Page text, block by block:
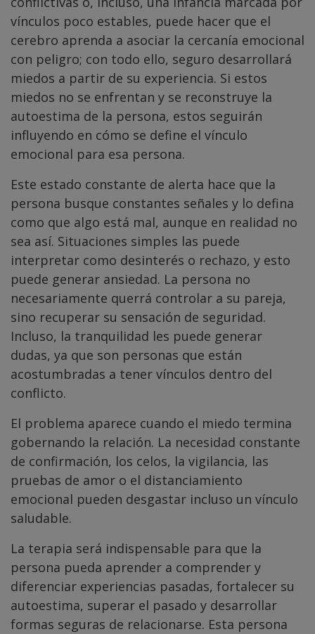
vínculos poco estables, puede hacer que el
cerebro aprenda a asociar la cercanía emocional
con peligro; con todo ello, seguro desarrollará
miedos a partir de su experiencia. Si estos
miedos no se enfrentan y se reconstruye la
autoestima de la persona, estos seguirán
influyendo en cómo se define el vínculo
emocional para esa persona.
Este estado constante de alerta hace que la
persona busque constantes señales y lo defina
como que algo está mal, aunque en realidad no
sea así. Situaciones simples las puede
interpretar como desinterés o rechazo, y esto
puede generar ansiedad. La persona no
necesariamente querrá controlar a su pareja,
sino recuperar su sensación de seguridad.
Incluso, la tranquilidad les puede generar
dudas, ya que son personas que están
acostumbradas a tener vínculos dentro del
conflicto.
El problema aparece cuando el miedo termina
gobernando la relación. La necesidad constante
de confirmación, los celos, la vigilancia, las
pruebas de amor o el distanciamiento
emocional pueden desgastar incluso un vínculo
saludable.
La terapia será indispensable para que la
persona pueda aprender a comprender y
diferenciar experiencias pasadas, fortalecer su
autoestima, superar el pasado y desarrollar
formas seguras de relacionarse. Esta persona